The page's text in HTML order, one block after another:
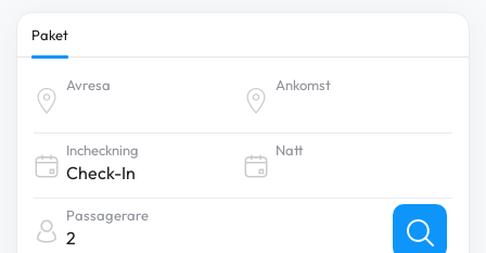
Paket
Avresa Ankomst
Incheckning Natt
Passagerare
2